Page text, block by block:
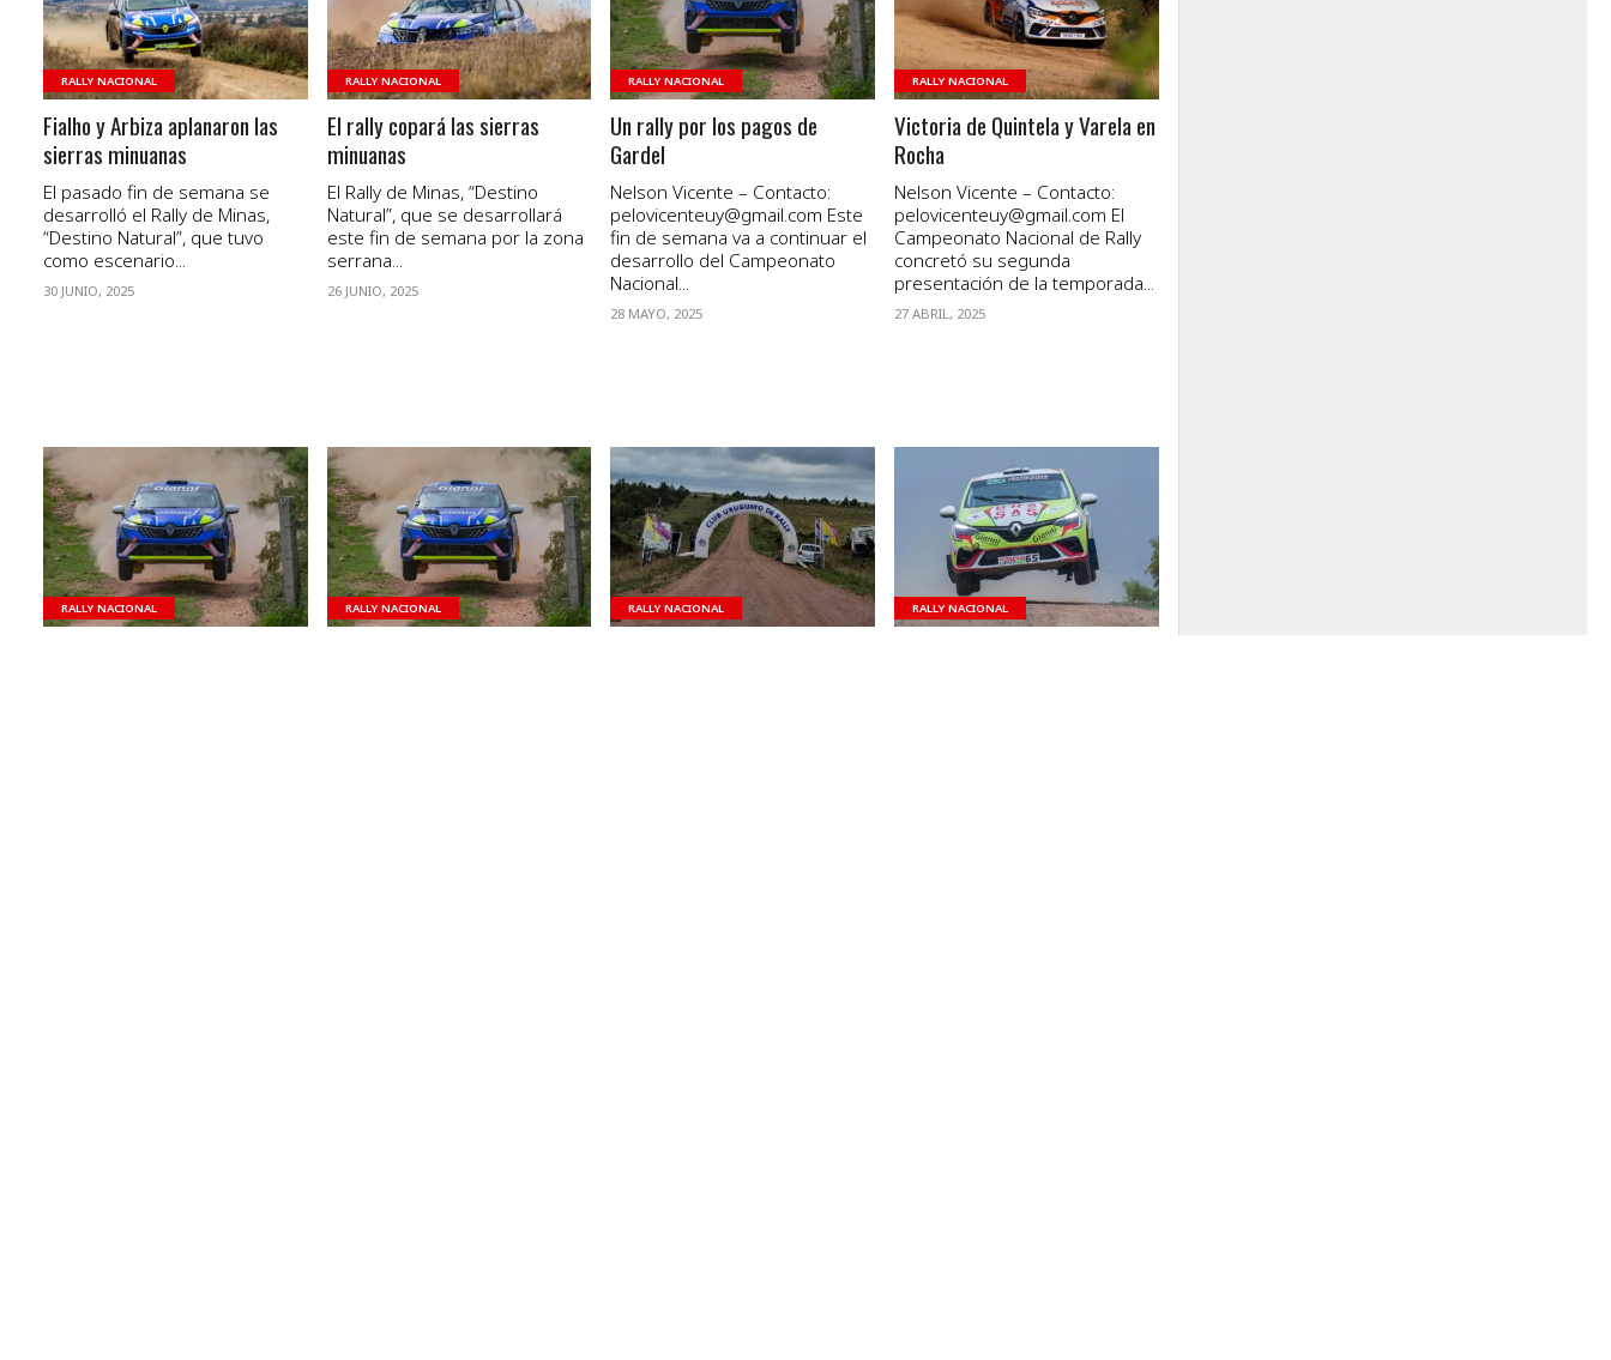
RALLY NACIONAL
Fialho y Arbiza aplanaron las
sierras minuanas
El pasado fin de semana se
desarrolló el Rally de Minas,
“Destino Natural”, que tuvo
como escenario...
30 JUNIO, 2025
RALLY NACIONAL
El rally copará las sierras
minuanas
El Rally de Minas, “Destino
Natural”, que se desarrollará
este fin de semana por la zona
serrana...
26 JUNIO, 2025
RALLY NACIONAL
Un rally por los pagos de
Gardel
Nelson Vicente – Contacto:
pelovicenteuy@gmail.com Este
fin de semana va a continuar el
desarrollo del Campeonato
Nacional...
28 MAYO, 2025
RALLY NACIONAL
Victoria de Quintela y Varela en
Rocha
Nelson Vicente – Contacto:
pelovicenteuy@gmail.com El
Campeonato Nacional de Rally
concretó su segunda
presentación de la temporada...
27 ABRIL, 2025
VER NOTA
RALLY NACIONAL
VER NOTA
RALLY NACIONAL
VER NOTA
RALLY NACIONAL
VER NOTA
RALLY NACIONAL